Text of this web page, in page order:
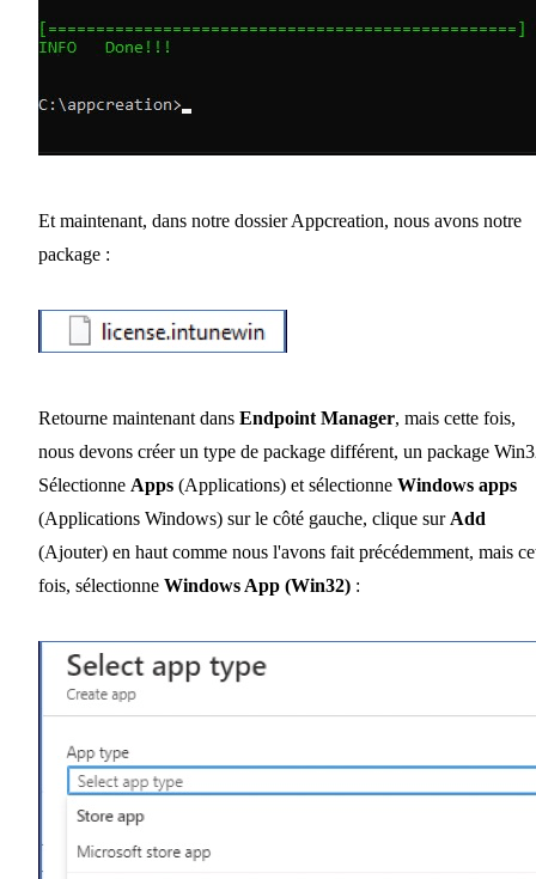
Et maintenant, dans notre dossier Appcreation, nous avons notre
package :
Retourne maintenant dans Endpoint Manager, mais cette fois,
nous devons créer un type de package différent, un package
Sélectionne Apps (Applications) et sélectionne Windows apps
(Applications Windows) sur le côté gauche, clique sur Add
(Ajouter) en haut comme nous l'avons fait précédemment, mais
fois, sélectionne Windows App (Win32) :